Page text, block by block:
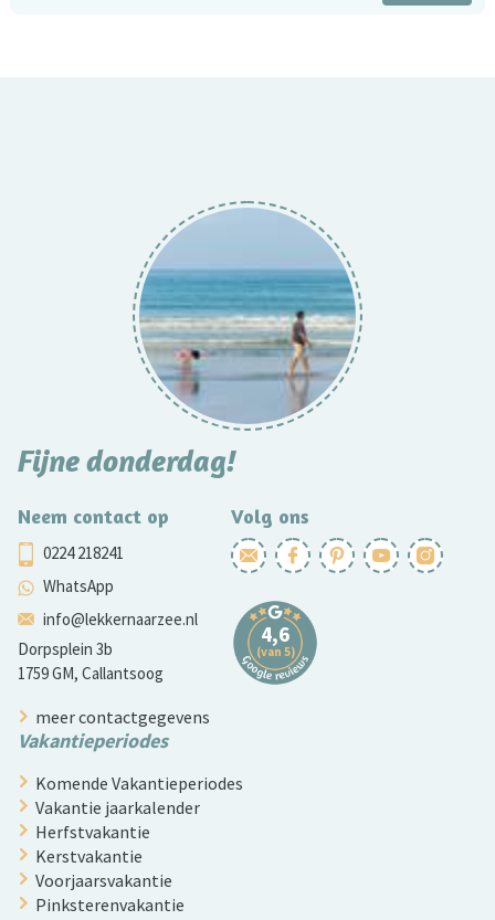
Fijne donderdag!
Neem contact op
0224 218241
WhatsApp
info@lekkernaarzee.nl
Dorpsplein 3b
1759 GM, Callantsoog
Volg ons
meer contactgegevens
Vakantieperiodes
Komende Vakantieperiodes
Vakantie jaarkalender
Herfstvakantie
Kerstvakantie
Voorjaarsvakantie
Pinksterenvakantie